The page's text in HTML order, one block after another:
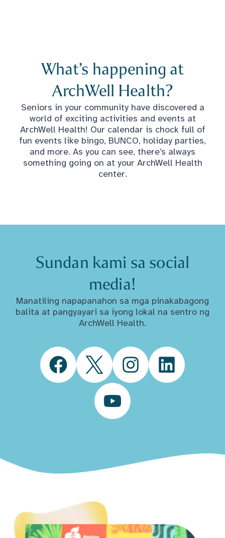
What’s happening at
ArchWell Health?
Seniors in your community have discovered a
world of exciting activities and events at
ArchWell Health! Our calendar is chock full of
fun events like bingo, BUNCO, holiday parties,
and more. As you can see, there’s always
something going on at your ArchWell Health
center.
Sundan kami sa social
media!
Manatiling napapanahon sa mga pinakabagong
balita at pangyayari sa iyong lokal na sentro ng
ArchWell Health.
FacebookTwitter InstagramLinkedIn
YouTube